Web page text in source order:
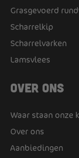
Grasgevoerd
Scharrelkip
Scharrelvarken
Lamsvlees
Over ons
Waar staan onze
Over ons
Aanbiedingen